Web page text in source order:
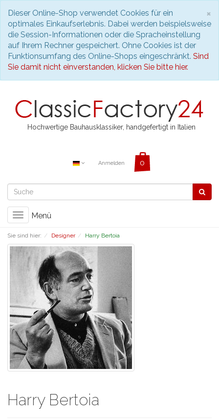
×
Dieser Online-Shop verwendet Cookies für ein
optimales Einkaufserlebnis. Dabei werden beispielsweise
die Session-Informationen oder die Spracheinstellung
auf Ihrem Rechner gespeichert. Ohne Cookies ist der
Funktionsumfang des Online-Shops eingeschränkt. Sind
Sie damit nicht einverstanden, klicken Sie bitte hier.
Hochwertige Bauhausklassiker, handgefertigt in Italien
Anmelden
Toggle
Menü
Sie sind hier: Designer Harry Bertoia
Harry Bertoia